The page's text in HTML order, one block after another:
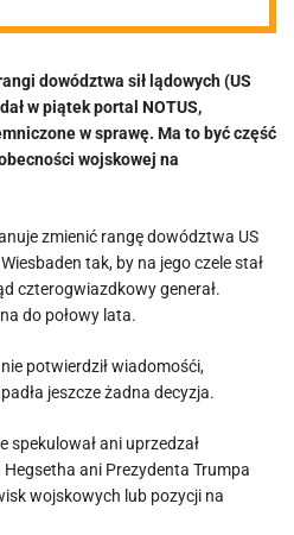
rangi
sił
USA
i
dowództwa sił lądowych (US
w piątek portal NOTUS,
w sprawę. Ma to być część
wojskowej na
zmienić rangę dowództwa US
tak, by na jego czele stał
czterogwiazdkowy generał.
do połowy lata.
potwierdził wiadomośći,
jeszcze żadna decyzja.
spekulował ani uprzedzał
ani Prezydenta Trumpa
wojskowych lub pozycji na